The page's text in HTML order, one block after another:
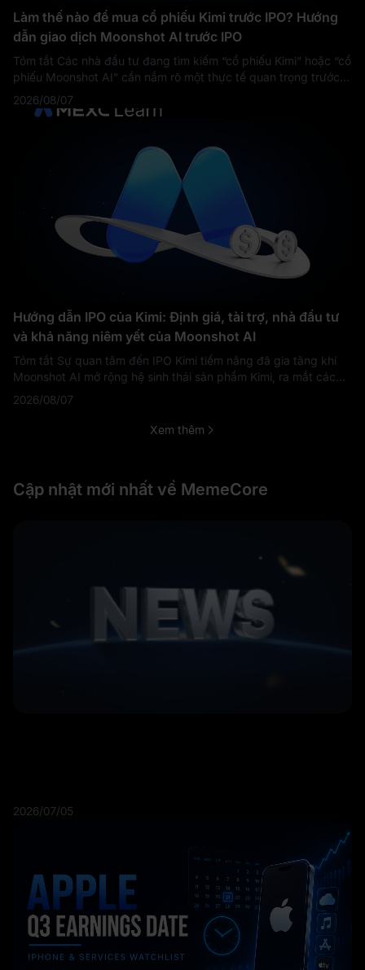
Làm thế nào để mua cổ phiếu Kimi trước IPO? Hướng
dẫn giao dịch Moonshot AI trước IPO
Tóm tắt Các nhà đầu tư đang tìm kiếm “cổ phiếu Kimi” hoặc “cổ
phiếu Moonshot AI” cần nắm rõ một thực tế quan trọng trước:
Moonshot AI vẫn là một công ty tư nhân. Tính đến tháng
8/2026, nhà đầu tư cá n
2026/08/07
Hướng dẫn IPO của Kimi: Định giá, tài trợ, nhà đầu tư
và khả năng niêm yết của Moonshot AI
Tóm tắt Sự quan tâm đến IPO Kimi tiềm năng đã gia tăng khi
Moonshot AI mở rộng hệ sinh thái sản phẩm Kimi, ra mắt các
mô hình AI mạnh mẽ hơn và huy động hàng tỷ USD từ các nhà
đầu tư tư nhân. Tính đến
2026/08/07
Xem thêm
Cập nhật mới nhất về MemeCore
2026/07/05